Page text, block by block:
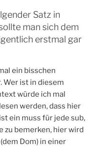
Satz in
man sich dem
erstmal gar
ein bisschen
Wer ist in diesem
würde ich mal
werden, dass hier
ein muss für jede sub,
zu bemerken, hier wird
Dom) in einer